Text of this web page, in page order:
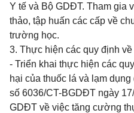
Y tế và Bộ GDĐT. Tham gia
thảo, tập huấn các cấp về
trường học.
3. Thực hiện các quy định
- Triển khai thực hiện các
hại của thuốc lá và lạm dụng
số 6036/CT-BGDĐT ngày
GDĐT về việc tăng cường